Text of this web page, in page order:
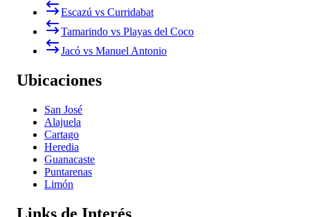
Escazú vs Curridabat
Tamarindo vs Playas del Coco
Jacó vs Manuel Antonio
Ubicaciones
San José
Alajuela
Cartago
Heredia
Guanacaste
Puntarenas
Limón